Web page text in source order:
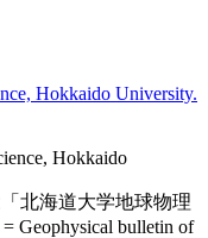
Hokkaido University.
Hokkaido
北海道大学地球物理
Geophysical bulletin of